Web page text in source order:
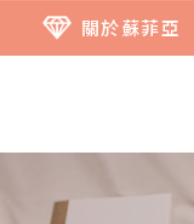
關於蘇菲亞